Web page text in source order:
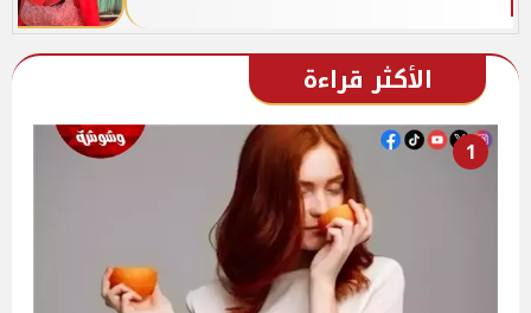
الأكثر قراءة
1